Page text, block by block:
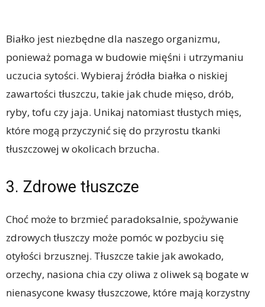
Białko jest niezbędne dla naszego organizmu,
ponieważ pomaga w budowie mięśni i utrzymaniu
uczucia sytości. Wybieraj źródła białka o niskiej
zawartości tłuszczu, takie jak chude mięso, drób,
ryby, tofu czy jaja. Unikaj natomiast tłustych mięs,
które mogą przyczynić się do przyrostu tkanki
tłuszczowej w okolicach brzucha.
3. Zdrowe tłuszcze
Choć może to brzmieć paradoksalnie, spożywanie
zdrowych tłuszczy może pomóc w pozbyciu się
otyłości brzusznej. Tłuszcze takie jak awokado,
orzechy, nasiona chia czy oliwa z oliwek są bogate w
nienasycone kwasy tłuszczowe, które mają korzystny